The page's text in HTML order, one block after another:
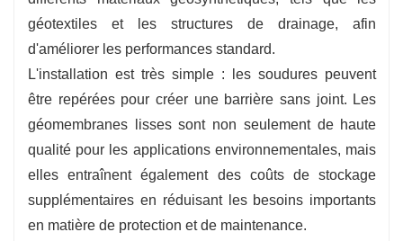
géotextiles et les structures de drainage, afin
d'améliorer les performances standard.
L'installation est très simple : les soudures peuvent
être repérées pour créer une barrière sans joint. Les
géomembranes lisses sont non seulement de haute
qualité pour les applications environnementales, mais
elles entraînent également des coûts de stockage
supplémentaires en réduisant les besoins importants
en matière de protection et de maintenance.